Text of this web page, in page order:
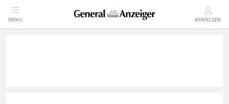
MENÜ ANMELDEN